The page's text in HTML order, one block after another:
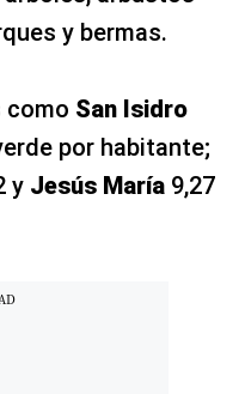
y bermas.
como San Isidro
por habitante;
y Jesús María 9,27